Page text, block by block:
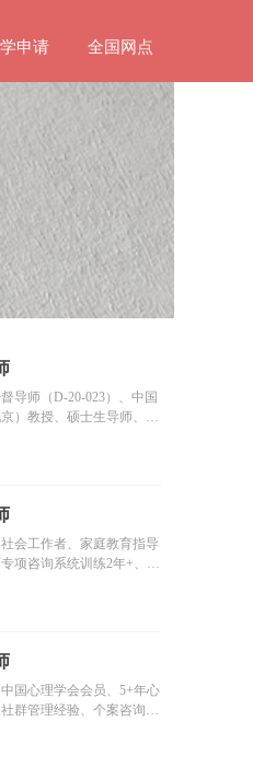
申请 全国网点
导师（D-20-023）、中国
）教授、硕士生导师、教
会工作者、家庭教育指导
项咨询系统训练2年+、个
国心理学会会员、5+年心
群管理经验、个案咨询时